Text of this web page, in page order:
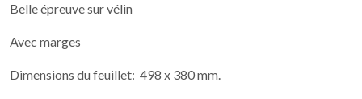
Belle épreuve sur vélin
Avec marges
Dimensions du feuillet: 498 x 380 mm.